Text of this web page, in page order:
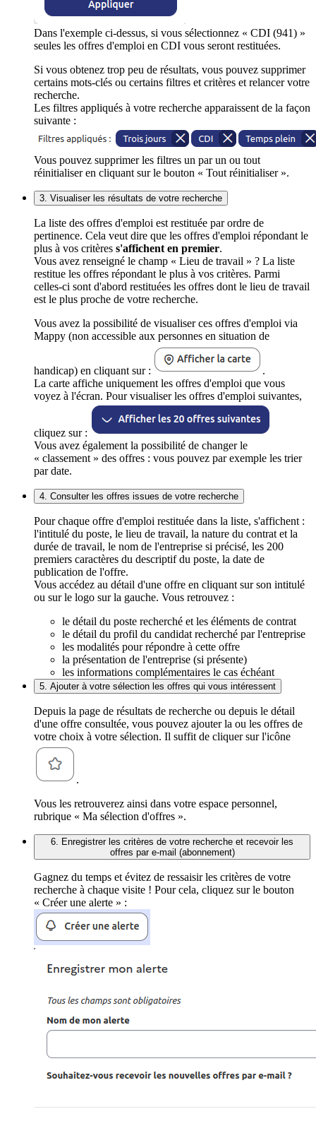
Dans l'exemple ci-dessus, si vous sélectionnez « CDI (941) »
seules les offres d'emploi en CDI vous seront restituées.
Si vous obtenez trop peu de résultats, vous pouvez supprimer
certains mots-clés ou certains filtres et critères et relancer votre
recherche.
Les filtres appliqués à votre recherche apparaissent de la façon
suivante :
Vous pouvez supprimer les filtres un par un ou tout
réinitialiser en cliquant sur le bouton « Tout réinitialiser ».
3. Visualiser les résultats de votre recherche
La liste des offres d'emploi est restituée par ordre de
pertinence. Cela veut dire que les offres d'emploi répondant le
plus à vos critères s'affichent en premier.
Vous avez renseigné le champ « Lieu de travail » ? La liste
restitue les offres répondant le plus à vos critères. Parmi
celles-ci sont d'abord restituées les offres dont le lieu de travail
est le plus proche de votre recherche.
Vous avez la possibilité de visualiser ces offres d'emploi via
Mappy (non accessible aux personnes en situation de
handicap) en cliquant sur :
.
La carte affiche uniquement les offres d'emploi que vous
voyez à l'écran. Pour visualiser les offres d'emploi suivantes,
cliquez sur :
Vous avez également la possibilité de changer le
« classement » des offres : vous pouvez par exemple les trier
par date.
4. Consulter les offres issues de votre recherche
Pour chaque offre d'emploi restituée dans la liste, s'affichent :
l'intitulé du poste, le lieu de travail, la nature du contrat et la
durée de travail, le nom de l'entreprise si précisé, les 200
premiers caractères du descriptif du poste, la date de
publication de l'offre.
Vous accédez au détail d'une offre en cliquant sur son intitulé
ou sur le logo sur la gauche. Vous retrouvez :
le détail du poste recherché et les éléments de contrat
le détail du profil du candidat recherché par l'entreprise
les modalités pour répondre à cette offre
la présentation de l'entreprise (si présente)
les informations complémentaires le cas échéant
5. Ajouter à votre sélection les offres qui vous intéressent
Depuis la page de résultats de recherche ou depuis le détail
d'une offre consultée, vous pouvez ajouter la ou les offres de
votre choix à votre sélection. Il suffit de cliquer sur l'icône
.
Vous les retrouverez ainsi dans votre espace personnel,
rubrique « Ma sélection d'offres ».
6. Enregistrer les critères de votre recherche et recevoir les
offres par e-mail (abonnement)
Gagnez du temps et évitez de ressaisir les critères de votre
recherche à chaque visite ! Pour cela, cliquez sur le bouton
« Créer une alerte » :